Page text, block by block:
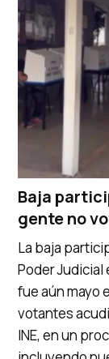
Baja
gente no
La baja
Poder Judicial
fue aún mayo
votantes
INE, en un